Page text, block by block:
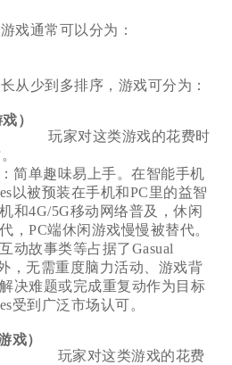
戏通常可以分为：
从少到多排序，游戏可分为：
）
玩家对这类游戏的花费时
简单趣味易上手。在智能手机
以被预装在手机和PC里的益智
和4G/5G移动网络普及，休闲
，PC端休闲游戏慢慢被替代。
动故事类等占据了Gasual
，无需重度脑力活动、游戏背
决难题或完成重复动作为目标
受到广泛市场认可。
戏）
玩家对这类游戏的花费